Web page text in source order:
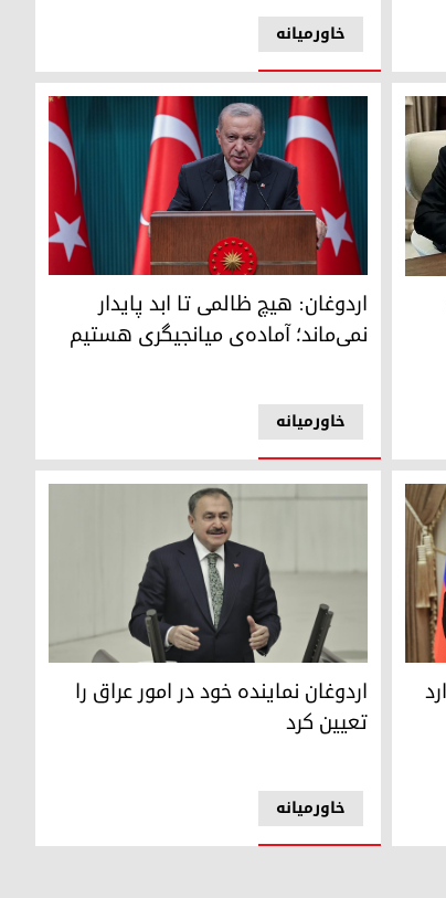
خاورمیانه
رجب طیب اردوغان، رئیس جمهور ترکیه
خاورمیانه
اردوغان: هیچ ظالمی تا ابد پایدار
نمی‌ماند؛ آماده‌ی میانجیگری هستیم
برگزاری مذاکرات اوکراین و روسیه میزبانی کند
فیصل اروغلو
خاورمیانه
اردوغان نماینده خود در امور عراق را
تعیین کرد